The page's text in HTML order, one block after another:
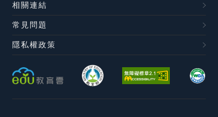
相關連結
常見問題
隱私權政策